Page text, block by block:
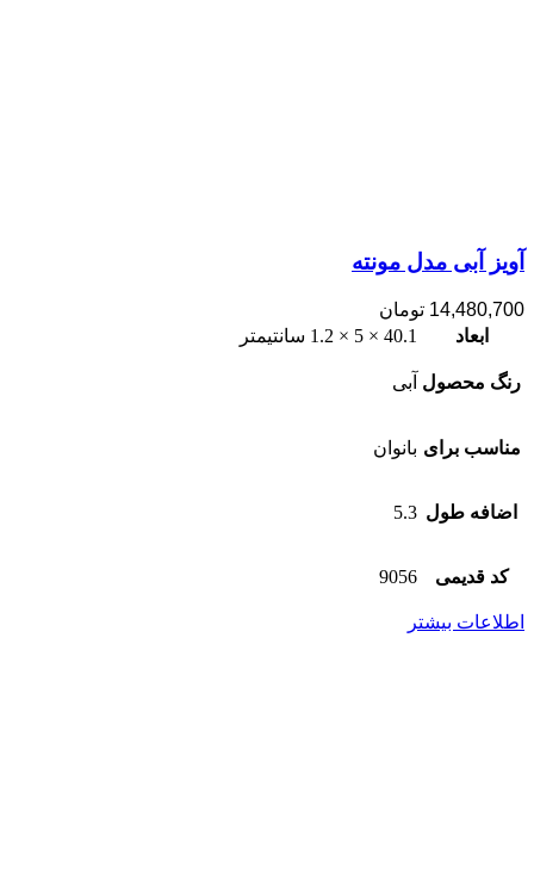
آویز آبی مدل مونته
14,480,700 تومان
ابعاد
40.1 × 5 × 1.2 سانتیمتر
رنگ محصول آبی
مناسب برای بانوان
اضافه طول 5.3
کد قدیمی 9056
اطلاعات بیشتر